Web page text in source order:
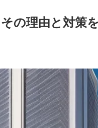
の理由と対策